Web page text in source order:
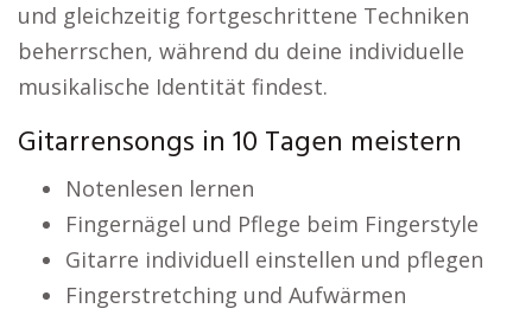
und gleichzeitig fortgeschrittene Techniken
beherrschen, während du deine individuelle
musikalische Identität findest.
Gitarrensongs in 10 Tagen meistern
Notenlesen lernen
Fingernägel und Pflege beim Fingerstyle
Gitarre individuell einstellen und pflegen
Fingerstretching und Aufwärmen